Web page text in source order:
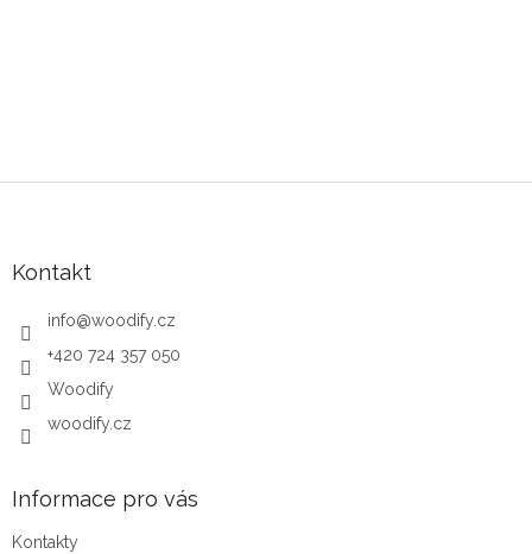
Kontakt
info@woodify.cz
+420 724 357 050
Woodify
woodify.cz
Informace pro vás
Kontakty